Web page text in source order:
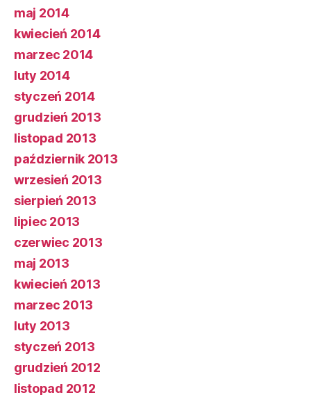
maj 2014
kwiecień 2014
marzec 2014
luty 2014
styczeń 2014
grudzień 2013
listopad 2013
październik 2013
wrzesień 2013
sierpień 2013
lipiec 2013
czerwiec 2013
maj 2013
kwiecień 2013
marzec 2013
luty 2013
styczeń 2013
grudzień 2012
listopad 2012